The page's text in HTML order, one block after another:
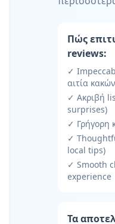
Πώς
reviews:
✓
αιτία
✓ Ακριβή
surprises)
✓ Γρήγορη
✓
local tips)
✓ Smooth
experience
Τα